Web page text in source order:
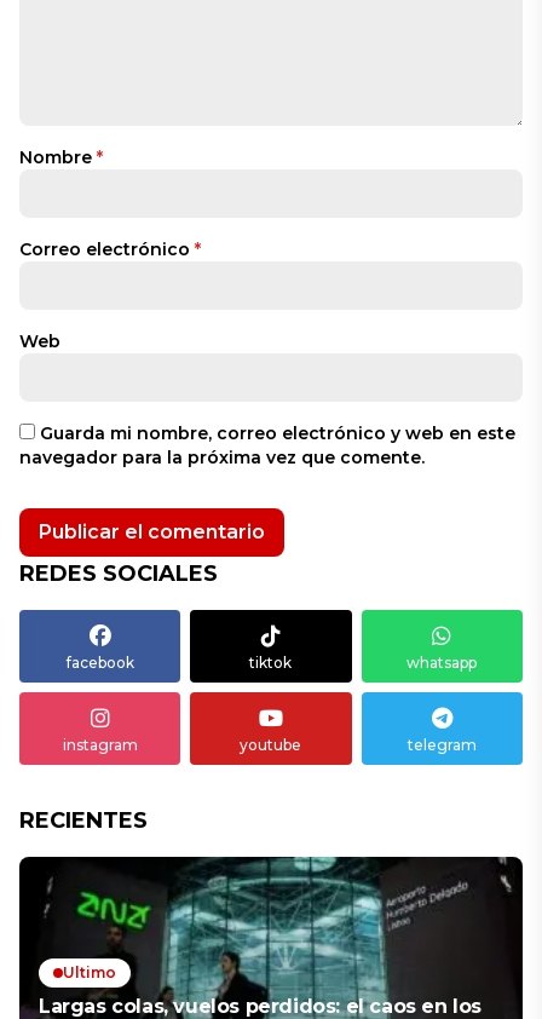
Nombre *
Correo electrónico *
Web
Guarda mi nombre, correo electrónico y web en este
navegador para la próxima vez que comente.
REDES SOCIALES
facebook tiktok whatsapp
instagram youtube telegram
RECIENTES
Ultimo
Largas colas, vuelos perdidos: el caos en los